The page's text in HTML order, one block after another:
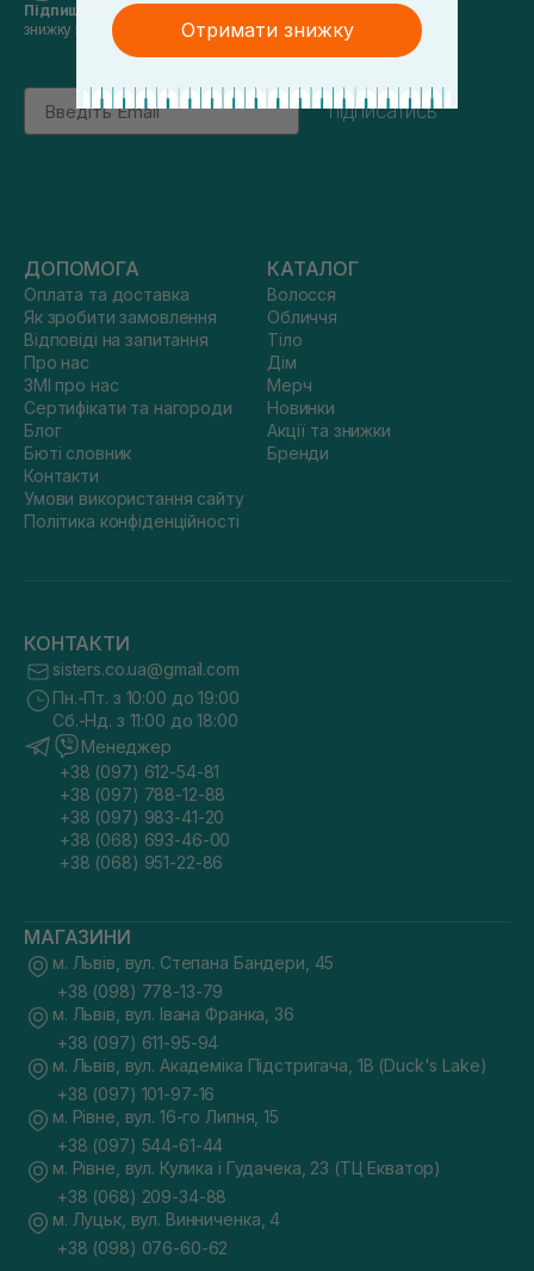
Підпишись на наші новини
знижку 5% на перше замовлення
Email
підписатись
ДОПОМОГА
Оплата та доставка
Як зробити замовлення
Відповіді на запитання
Про нас
ЗМІ про нас
Сертифікати та нагороди
Блог
Бюті словник
Контакти
Умови використання сайту
Політика конфіденційності
КАТАЛОГ
Волосся
Обличчя
Тіло
Дім
Мерч
Новинки
Акції та знижки
Бренди
КОНТАКТИ
sisters.co.ua@gmail.com
Пн.-Пт. з 10:00 до 19:00
Сб.-Нд. з 11:00 до 18:00
Менеджер
+38 (097) 612-54-81
+38 (097) 788-12-88
+38 (097) 983-41-20
+38 (068) 693-46-00
+38 (068) 951-22-86
МАГАЗИНИ
м. Львів, вул. Степана Бандери, 45
+38 (098) 778-13-79
м. Львів, вул. Івана Франка, 36
+38 (097) 611-95-94
м. Львів, вул. Академіка Підстригача, 1В (Duck's Lake)
+38 (097) 101-97-16
м. Рівне, вул. 16-го Липня, 15
+38 (097) 544-61-44
м. Рівне, вул. Кулика і Гудачека, 23 (ТЦ Екватор)
+38 (068) 209-34-88
м. Луцьк, вул. Винниченка, 4
+38 (098) 076-60-62
Отримати знижку